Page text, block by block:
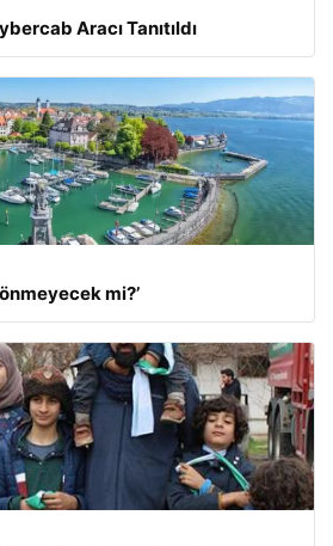
Aracı Tanıtıldı
mi?’